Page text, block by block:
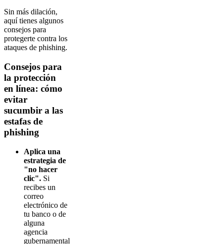
Sin más dilación,
aquí tienes algunos
consejos para
protegerte contra los
ataques de phishing.
Consejos para
la protección
en línea: cómo
evitar
sucumbir a las
estafas de
phishing
Aplica una
estrategia de
"no hacer
clic". Si
recibes un
correo
electrónico de
tu banco o de
alguna
agencia
gubernamental